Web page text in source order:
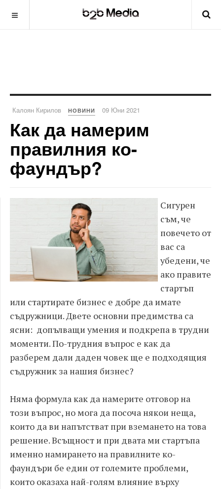
Калоян Кирилов НОВИНИ 09 Юни 2021
Как да намерим
правилния ко-
фаундър?
Сигурен
съм, че
повечето от
вас са
убедени, че
ако правите
стартъп
или стартирате бизнес е добре да имате
съдружници. Двете основни предимства са
ясни: допълващи умения и подкрепа в трудни
моменти. По-трудния въпрос е как да
разберем дали даден човек ще е подходящия
съдружник за нашия бизнес?
Няма формула как да намерите отговор на
този въпрос, но мога да посоча някои неща,
които да ви напътстват при вземането на това
решение. Всъщност и при двата ми стартъпа
именно намирането на правилните ко-
фаундъри бе един от големите проблеми,
които оказаха най-голям влияние върху